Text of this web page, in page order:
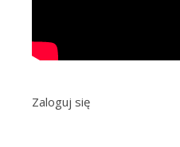
Zaloguj się